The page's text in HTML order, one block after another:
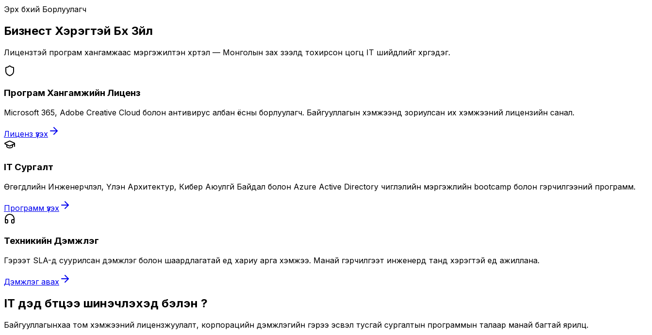
Эрх бүхий Борлуулагч
Бизнест Хэрэгтэй Бүх Зүйл
Лицензтэй програм хангамжаас мэргэжилтэн хүртэл — Монголын зах зээлд тохирсон цогц IT шийдлийг хүргэдэг.
Програм Хангамжийн Лиценз
Microsoft 365, Adobe Creative Cloud болон антивирус албан ёсны борлуулагч. Байгууллагын хэмжээнд зориулсан их хэмжээний лицензийн санал.
Лиценз үзэх
IT Сургалт
Өгөгдлийн Инженерчлэл, Үүлэн Архитектур, Кибер Аюулгүй Байдал болон Azure Active Directory чиглэлийн мэргэжлийн bootcamp болон гэрчилгээний программ.
Программ үзэх
Техникийн Дэмжлэг
Гэрээт SLA-д суурилсан дэмжлэг болон шаардлагатай үед хариу арга хэмжээ. Манай гэрчилгээт инженерүүд танд хэрэгтэй үед ажиллана.
Дэмжлэг авах
IT дэд бүтцээ шинэчлэхэд бэлэн үү?
Байгууллагынхаа том хэмжээний лицензжуулалт, корпорацийн дэмжлэгийн гэрээ эсвэл тусгай сургалтын программын талаар манай багтай ярилц.